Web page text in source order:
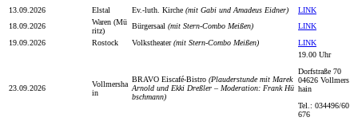
13.09.2026 Elstal Ev.-luth. Kirche (mit Gabi und Amadeus Eidner)
LINK
18.09.2026
Waren (Mü
ritz)
Bürgersaal (mit Stern-Combo Meißen)
LINK
19.09.2026
Rostock Volkstheater(mit Stern-Combo Meißen) LINK
23.09.2026
Vollmersha
in
BRAVO Eiscafé-Bistro (Plauderstunde mit Marek
Arnold und Ekki Dreßler – Moderation: Frank Hü
bschmann)
19.00 Uhr
Dorfstraße 70
04626 Vollmers
hain
Tel.: 034496/60
676